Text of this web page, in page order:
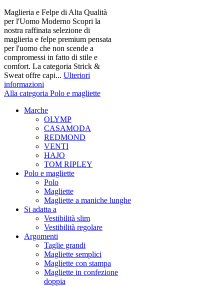
Maglieria e Felpe di Alta Qualità
per l'Uomo Moderno Scopri la
nostra raffinata selezione di
maglieria e felpe premium pensata
per l'uomo che non scende a
compromessi in fatto di stile e
comfort. La categoria Strick &
Sweat offre capi... Ulteriori
informazioni
Alla categoria Polo e magliette
Marche
OLYMP
CASAMODA
REDMOND
VENTI
HAJO
TOM RIPLEY
Polo e magliette
Polo
Magliette
Magliette a maniche lunghe
Si adatta a
Vestibilità slim
Vestibilità regolare
Argomenti
Taglie grandi
Magliette semplici
Magliette con stampa
Magliette in confezione
doppia